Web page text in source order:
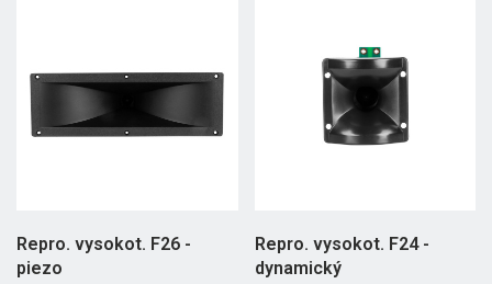
Repro. vysokot. F26 -
piezo
Repro. vysokot. F24 -
dynamický